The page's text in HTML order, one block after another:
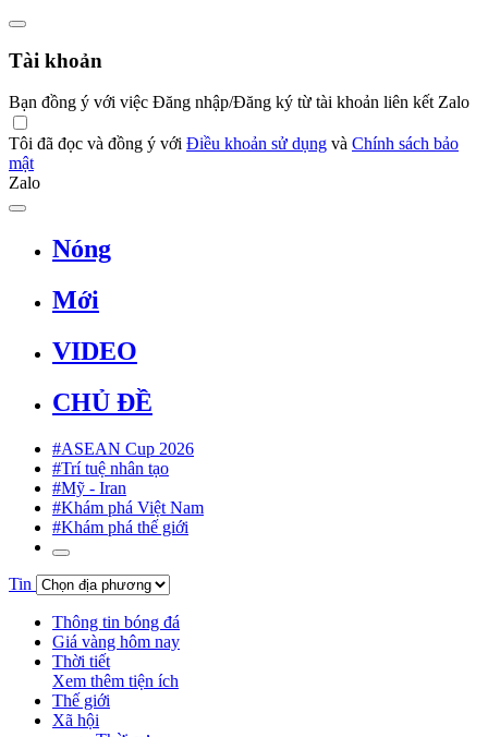
Tài khoản
Bạn đồng ý với việc Đăng nhập/Đăng ký từ tài khoản liên kết Zalo
Tôi đã đọc và đồng ý với Điều khoản sử dụng và Chính sách bảo
mật
Zalo
Nóng
Mới
VIDEO
CHỦ ĐỀ
#ASEAN Cup 2026
#Trí tuệ nhân tạo
#Mỹ - Iran
#Khám phá Việt Nam
#Khám phá thế giới
Tin
Thông tin bóng đá
Giá vàng hôm nay
Thời tiết
Xem thêm tiện ích
Thế giới
Xã hội